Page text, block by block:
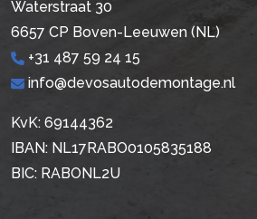
Waterstraat 30
6657 CP Boven-Leeuwen (NL)
+31 487 59 24 15
info@devosautodemontage.nl
KvK: 69144362
IBAN: NL17RABO0105835188
BIC: RABONL2U